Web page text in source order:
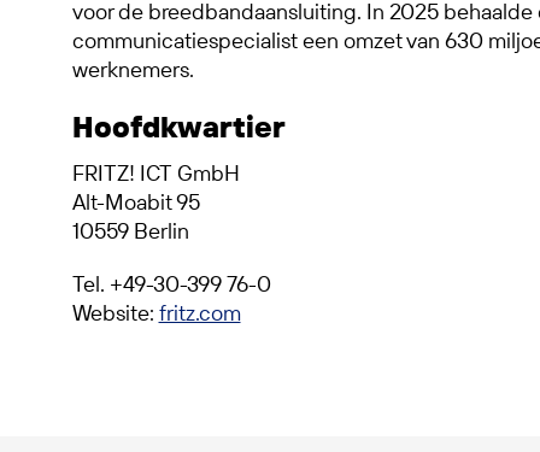
voor de breedbandaansluiting. In 2025 behaalde
communicatiespecialist een omzet van 630
werknemers.
Hoofdkwartier
FRITZ! ICT GmbH
Alt-Moabit 95
10559 Berlin
Tel. +49-30-399 76-0
Website: fritz.com